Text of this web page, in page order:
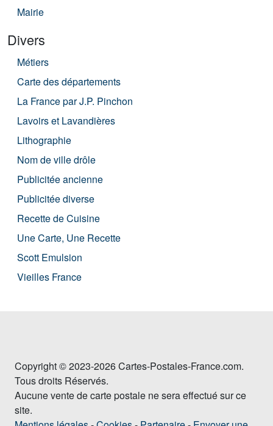
Mairie
Divers
Métiers
Carte des départements
La France par J.P. Pinchon
Lavoirs et Lavandières
Lithographie
Nom de ville drôle
Publicitée ancienne
Publicitée diverse
Recette de Cuisine
Une Carte, Une Recette
Scott Emulsion
Vieilles France
Copyright © 2023-2026 Cartes-Postales-France.com.
Tous droits Réservés.
Aucune vente de carte postale ne sera effectué sur ce
site.